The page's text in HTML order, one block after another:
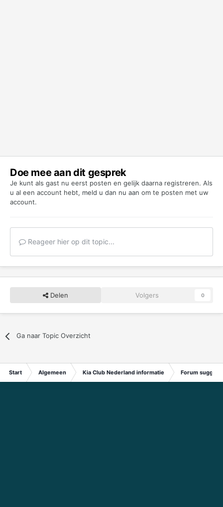
Doe mee aan dit gesprek
Je kunt als gast nu eerst posten en gelijk daarna registreren. Als
u al een account hebt, meld u dan nu aan om te posten met uw
account.
Reageer hier op dit topic...
Delen Volgers 0
Ga naar Topic Overzicht
Start Algemeen Kia Club Nederland informatie Forum